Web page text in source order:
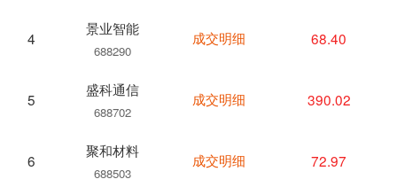
4
景业智能
688290
5
盛科通信
688702
6
聚和材料
688503
成交明细 68.40
成交明细 390.02
成交明细 72.97